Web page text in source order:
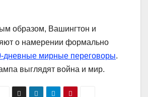
образом, Вашингтон и
о намерении формально
дневные мирные переговоры.
выглядят война и мир.